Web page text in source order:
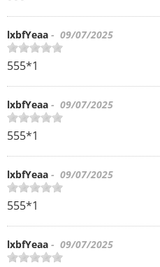
lxbfYeaa - 09/07/2025
555*1
lxbfYeaa - 09/07/2025
555*1
lxbfYeaa - 09/07/2025
555*1
lxbfYeaa - 09/07/2025